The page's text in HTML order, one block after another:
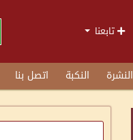
تابعنا
النشرة النكبة اتصل بنا